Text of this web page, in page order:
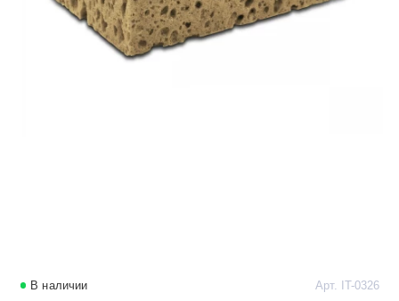
В наличии Арт. IT-0326